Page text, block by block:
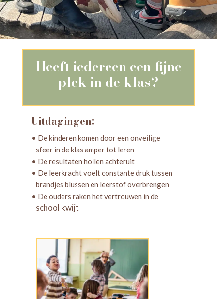
Heeft iedereen een fijne
plek in de klas?
Uitdagingen:
• De kinderen komen door een onveilige
sfeer in de klas amper tot leren
• De resultaten hollen achteruit
• De leerkracht voelt constante druk tussen
brandjes blussen en leerstof overbrengen
• De ouders raken het vertrouwen in de
school kwijt